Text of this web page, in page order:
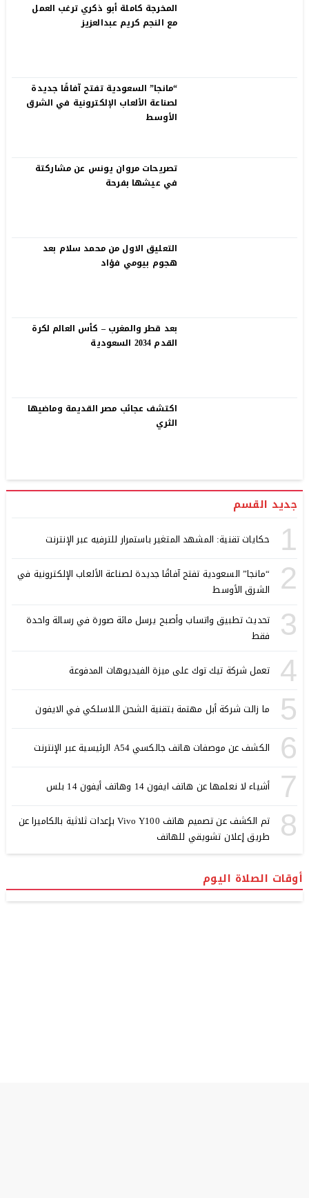
المخرجة كاملة أبو ذكري ترغب العمل
مع النجم كريم عبدالعزيز
“مانجا” السعودية تفتح آفاقًا جديدة
لصناعة الألعاب الإلكترونية في الشرق
الأوسط
تصريحات مروان يونس عن مشاركتة
في عيشها بفرحة
التعليق الاول من محمد سلام بعد
هجوم بيومي فؤاد
بعد قطر والمغرب – كأس العالم لكرة
القدم 2034 السعودية
اكتشف عجائب مصر القديمة وماضيها
الثري
جديد القسم
1 حكايات تقنية: المشهد المتغير باستمرار للترفيه عبر الإنترنت
2
“مانجا” السعودية تفتح آفاقًا جديدة لصناعة الألعاب الإلكترونية في
الشرق الأوسط
3
تحديث تطبيق واتساب وأصبح يرسل مائة صورة في رسالة واحدة
فقط
4 تعمل شركة تيك توك على ميزة الفيديوهات المدفوعة
5 ما زالت شركة أبل مهتمة بتقنية الشحن اللاسلكي في الايفون
6 الكشف عن موصفات هاتف جالكسي A54 الرئيسية عبر الإنترنت
7 أشياء لا نعلمها عن هاتف ايفون 14 وهاتف أيفون 14 بلس
8
تم الكشف عن تصميم هاتف Vivo Y100 بإعدات ثلاثية بالكاميرا عن
طريق إعلان تشويقي للهاتف
أوقات الصلاة اليوم